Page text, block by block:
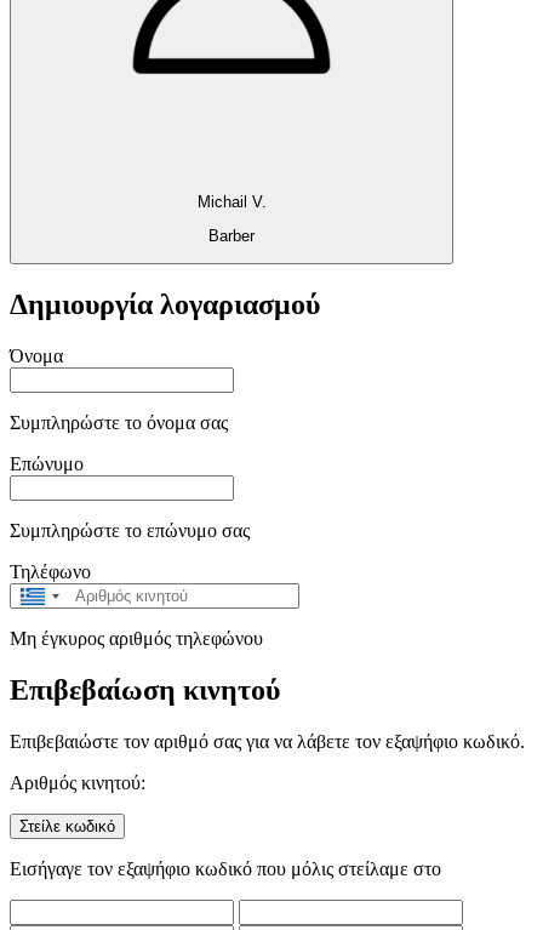
Michail V.
Barber
Δημιουργία λογαριασμού
Όνομα
Συμπληρώστε το όνομα σας
Επώνυμο
Συμπληρώστε το επώνυμο σας
Τηλέφωνο
Greece
Μη έγκυρος αριθμός τηλεφώνου
Επιβεβαίωση κινητού
Επιβεβαιώστε τον αριθμό σας για να λάβετε τον εξαψήφιο κωδικό.
Αριθμός κινητού:
Στείλε κωδικό
Εισήγαγε τον εξαψήφιο κωδικό που μόλις στείλαμε στο